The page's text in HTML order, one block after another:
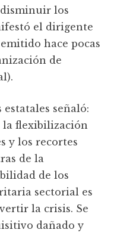
los
el dirigente
hace pocas
de
señaló:
la flexibilización
y los recortes
de la
de los
sectorial es
la crisis. Se
dañado y